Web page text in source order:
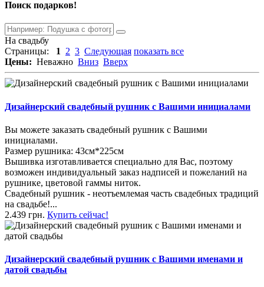
Поиск подарков!
На свадьбу
Страницы:
1 2 3 Следующая показать все
Цены: Неважно Вниз Вверх
Дизайнерский свадебный рушник с Вашими инициалами
Вы можете заказать свадебный рушник с Вашими
инициалами.
Размер рушника: 43см*225см
Вышивка изготавливается специально для Вас, поэтому
возможен индивидуальный заказ надписей и пожеланий на
рушнике, цветовой гаммы ниток.
Свадебный рушник - неотъемлемая часть свадебных традиций
на свадьбе!...
2.439 грн. Купить сейчас!
Дизайнерский свадебный рушник с Вашими именами и
датой свадьбы